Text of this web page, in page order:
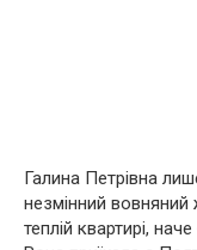
Галина Петрівна
незмінний вовняний
теплій квартирі,